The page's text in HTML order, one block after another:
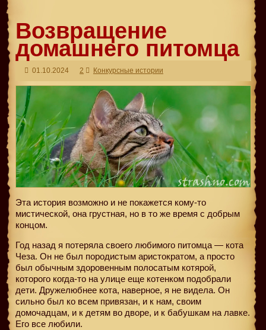
Возвращение
домашнего питомца
01.10.2024 2 Конкурсные истории
Эта история возможно и не покажется кому-то
мистической, она грустная, но в то же время с добрым
концом.
Год назад я потеряла своего любимого питомца — кота
Чеза. Он не был породистым аристократом, а просто
был обычным здоровенным полосатым котярой,
которого когда-то на улице еще котенком подобрали
дети. Дружелюбнее кота, наверное, я не видела. Он
сильно был ко всем привязан, и к нам, своим
домочадцам, и к детям во дворе, и к бабушкам на лавке.
Его все любили.